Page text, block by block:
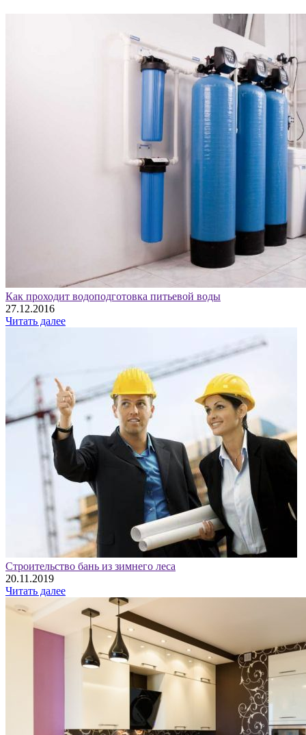
Как проходит водоподготовка питьевой воды
27.12.2016
Читать далее
Строительство бань из зимнего леса
20.11.2019
Читать далее